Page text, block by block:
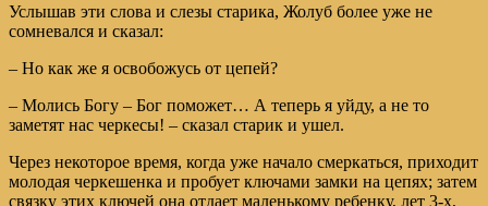
Услышав эти слова и слезы старика, Жолуб более уже не
сомневался и сказал:
– Но как же я освобожусь от цепей?
– Молись Богу – Бог поможет… А теперь я уйду, а не то
заметят нас черкесы! – сказал старик и ушел.
Через некоторое время, когда уже начало смеркаться, приходит
молодая черкешенка и пробует ключами замки на цепях; затем
связку этих ключей она отдает маленькому ребенку, лет 3-х,